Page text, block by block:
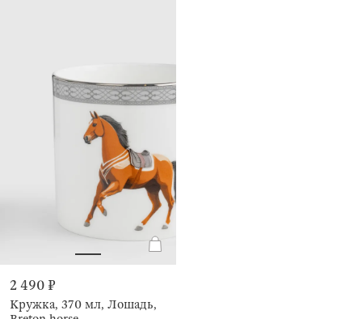
2 490 ₽
Кружка, 370 мл, Лошадь,